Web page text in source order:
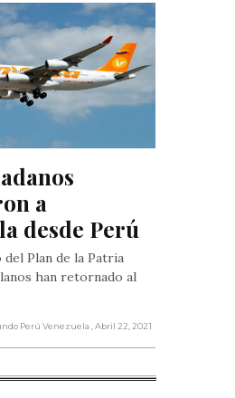
a
desde Perú
Plan de la Patria
han retornado al
Perú Venezuela , Abril 22, 2021